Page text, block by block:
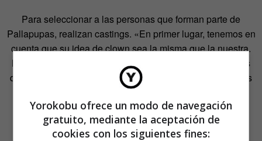
Para seleccionar a las personas que forman parte de
Pallapupas, realizan castings. «En primer lugar, tenemos en
cuenta que su idea de clown sea la misma que la nuestra.
Luego realizamos entrevistas personales y comprobamos
que estén bien. Si tú no estás bien no puedes ayudar a los
demás».
Yorokobu ofrece un modo de navegación
gratuito, mediante la aceptación de
cookies con los siguientes fines: